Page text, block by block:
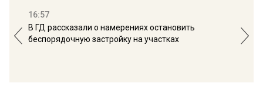
16:57
В ГД рассказали о намерениях остановить
беспорядочную застройку на участках